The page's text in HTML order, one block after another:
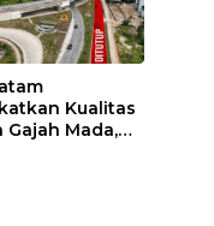
Kualitas
Gajah Mada,